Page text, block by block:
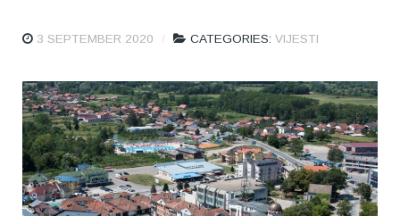
3 SEPTEMBER 2020 CATEGORIES: VIJESTI